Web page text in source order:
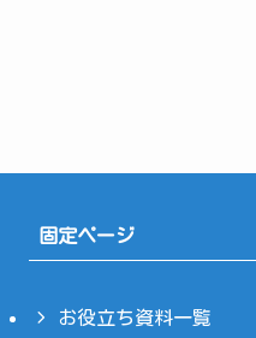
固定ページ
お役立ち資料一覧